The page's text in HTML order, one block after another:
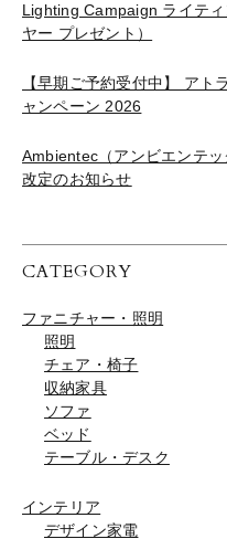
Lighting Campaign ライテ
ヤー プレゼント）
【早期ご予約受付中】 アト
ャンペーン 2026
Ambientec（アンビエンテ
改定のお知らせ
CATEGORY
ファニチャー・照明
照明
チェア・椅子
収納家具
ソファ
ベッド
テーブル・デスク
インテリア
デザイン家電